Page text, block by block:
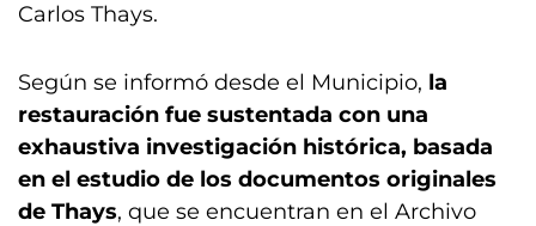
Carlos Thays.
Según se informó desde el Municipio, la
restauración fue sustentada con una
exhaustiva investigación histórica, basada
en el estudio de los documentos originales
de Thays, que se encuentran en el Archivo